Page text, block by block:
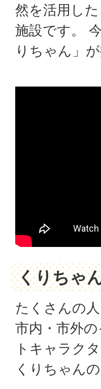
然を活用し
施設です。
りちゃん」
くりちゃ
たくさんの
市内・市外
トキャラク
くりちゃん